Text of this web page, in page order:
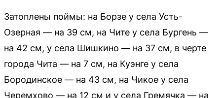
Затоплены поймы: на Борзе у села Усть-
Озерная — на 39 см, на Чите у села Бургень —
на 42 см, у села Шишкино — на 37 см, в черте
города Чита — на 7 см, на Куэнге у села
Бородинское — на 43 см, на Чикое у села
Черемхово — на 12 см и у села Гремячка — на